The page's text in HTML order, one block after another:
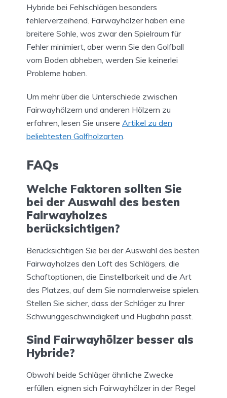
Hybride bei Fehlschlägen besonders
fehlerverzeihend. Fairwayhölzer haben eine
breitere Sohle, was zwar den Spielraum für
Fehler minimiert, aber wenn Sie den Golfball
vom Boden abheben, werden Sie keinerlei
Probleme haben.
Um mehr über die Unterschiede zwischen
Fairwayhölzern und anderen Hölzern zu
erfahren, lesen Sie unsere Artikel zu den
beliebtesten Golfholzarten.
FAQs
Welche Faktoren sollten Sie
bei der Auswahl des besten
Fairwayholzes
berücksichtigen?
Berücksichtigen Sie bei der Auswahl des besten
Fairwayholzes den Loft des Schlägers, die
Schaftoptionen, die Einstellbarkeit und die Art
des Platzes, auf dem Sie normalerweise spielen.
Stellen Sie sicher, dass der Schläger zu Ihrer
Schwunggeschwindigkeit und Flugbahn passt.
Sind Fairwayhölzer besser als
Hybride?
Obwohl beide Schläger ähnliche Zwecke
erfüllen, eignen sich Fairwayhölzer in der Regel